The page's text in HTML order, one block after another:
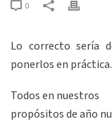
0
Lo correcto sería
ponerlos en práctica.
Todos en nuestros
propósitos de año